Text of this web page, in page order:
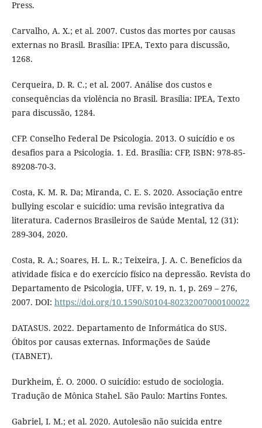
Press.
Carvalho, A. X.; et al. 2007. Custos das mortes por causas
externas no Brasil. Brasília: IPEA, Texto para discussão,
1268.
Cerqueira, D. R. C.; et al. 2007. Análise dos custos e
consequências da violência no Brasil. Brasília: IPEA, Texto
para discussão, 1284.
CFP. Conselho Federal De Psicologia. 2013. O suicídio e os
desafios para a Psicologia. 1. Ed. Brasília: CFP, ISBN: 978-85-
89208-70-3.
Costa, K. M. R. Da; Miranda, C. E. S. 2020. Associação entre
bullying escolar e suicídio: uma revisão integrativa da
literatura. Cadernos Brasileiros de Saúde Mental, 12 (31):
289-304, 2020.
Costa, R. A.; Soares, H. L. R.; Teixeira, J. A. C. Benefícios da
atividade física e do exercício físico na depressão. Revista do
Departamento de Psicologia, UFF, v. 19, n. 1, p. 269 – 276,
2007. DOI: https://doi.org/10.1590/S0104-80232007000100022
DATASUS. 2022. Departamento de Informática do SUS.
Óbitos por causas externas. Informações de Saúde
(TABNET).
Durkheim, É. O. 2000. O suicídio: estudo de sociologia.
Tradução de Mônica Stahel. São Paulo: Martins Fontes.
Gabriel, I. M.; et al. 2020. Autolesão não suicida entre